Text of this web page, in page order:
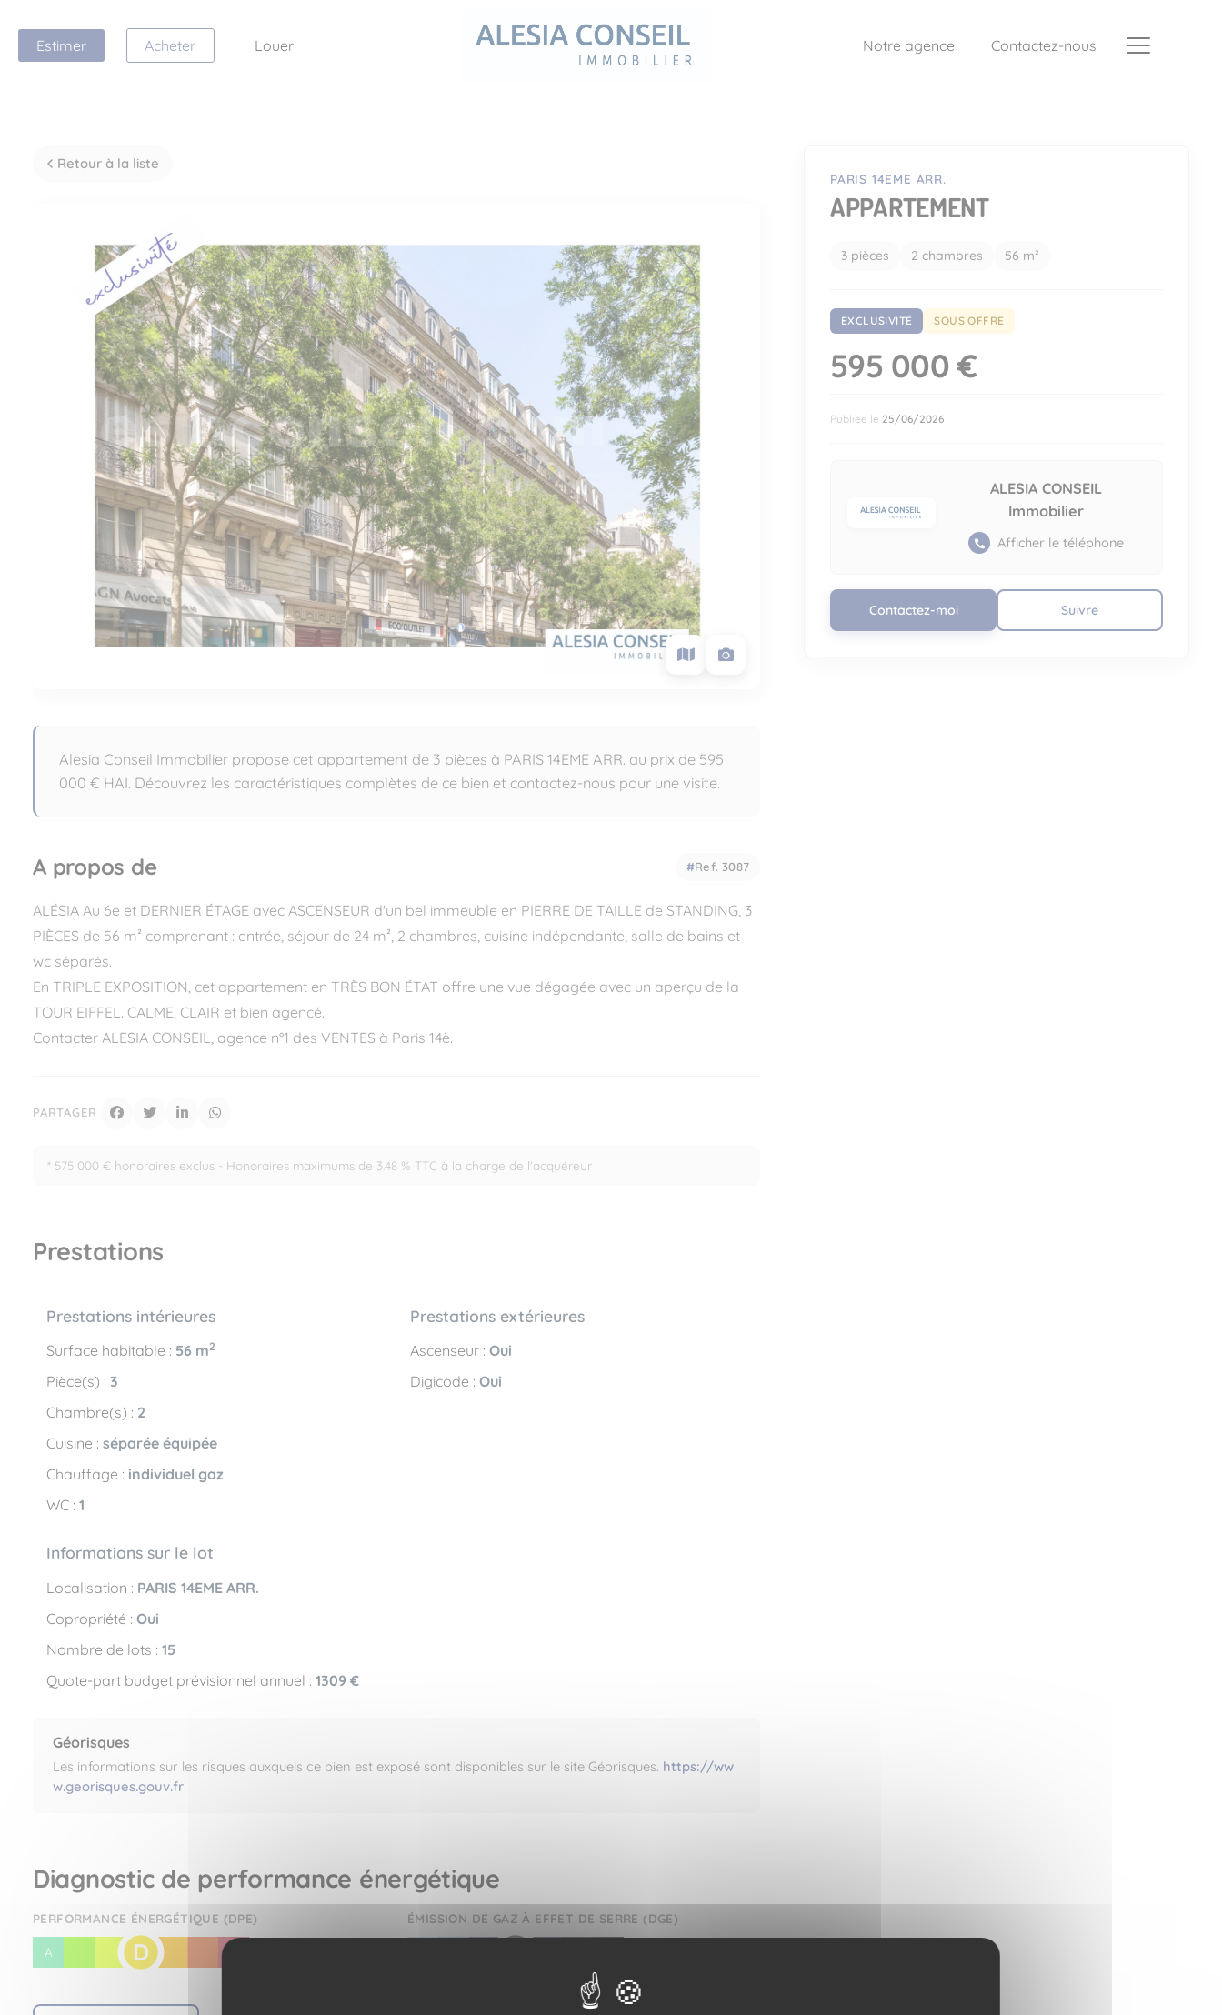
Estimer Acheter Louer Notre agence Contactez-nous
Retour à la liste
Alesia Conseil Immobilier propose cet appartement de 3 pièces à PARIS 14EME ARR. au prix de 595
000 € HAI. Découvrez les caractéristiques complètes de ce bien et contactez-nous pour une visite.
A propos de Ref. 3087
ALÉSIA Au 6e et DERNIER ÉTAGE avec ASCENSEUR d'un bel immeuble en PIERRE DE TAILLE de STANDING, 3
PIÈCES de 56 m² comprenant : entrée, séjour de 24 m², 2 chambres, cuisine indépendante, salle de bains et
wc séparés.
En TRIPLE EXPOSITION, cet appartement en TRÈS BON ÉTAT offre une vue dégagée avec un aperçu de la
TOUR EIFFEL. CALME, CLAIR et bien agencé.
Contacter ALESIA CONSEIL, agence n°1 des VENTES à Paris 14è.
PARTAGER
* 575 000 € honoraires exclus - Honoraires maximums de 3.48 % TTC à la charge de l'acquéreur
Prestations
Prestations intérieures
Surface habitable : 56 m2
Pièce(s) : 3
Chambre(s) : 2
Cuisine : séparée équipée
Chauffage : individuel gaz
WC : 1
Prestations extérieures
Ascenseur : Oui
Digicode : Oui
Informations sur le lot
Localisation : PARIS 14EME ARR.
Copropriété : Oui
Nombre de lots : 15
Quote-part budget prévisionnel annuel : 1309 €
Géorisques
Les informations sur les risques auxquels ce bien est exposé sont disponibles sur le site Géorisques. https://ww
w.georisques.gouv.fr
Diagnostic de performance énergétique
PERFORMANCE ÉNERGÉTIQUE (DPE)
A D
ÉMISSION DE GAZ À EFFET DE SERRE (DGE)
PARIS 14EME ARR.
APPARTEMENT
3 pièces 2 chambres 56 m²
EXCLUSIVITÉ SOUS OFFRE
595 000 €
Publiée le 25/06/2026
ALESIA CONSEIL
Immobilier
Afficher le téléphone
Contactez-moi Suivre